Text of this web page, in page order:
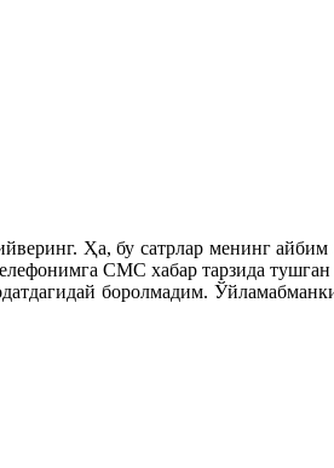
Ҳа, бу сатрлар менинг
СМС хабар тарзида
боролмадим.